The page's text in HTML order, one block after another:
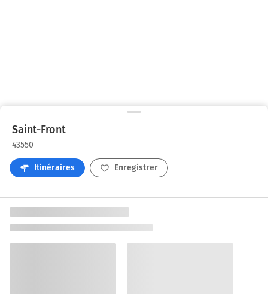
Saint-Front
43550
Itinéraires Enregistrer